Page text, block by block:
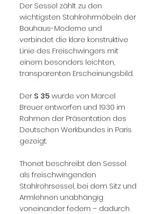
Der Sessel zählt zu den
wichtigsten Stahlrohrmöbeln der
Bauhaus-Moderne und
verbindet die klare konstruktive
Linie des Freischwingers mit
einem besonders leichten,
transparenten Erscheinungsbild.
DerS 35 wurde von Marcel
Breuer entworfen und 1930 im
Rahmen der Präsentation des
Deutschen Werkbundes in Paris
gezeigt.
Thonet beschreibt den Sessel
als freischwingenden
Stahlrohrsessel, bei dem Sitz und
Armlehnen unabhängig
voneinander federn – dadurch